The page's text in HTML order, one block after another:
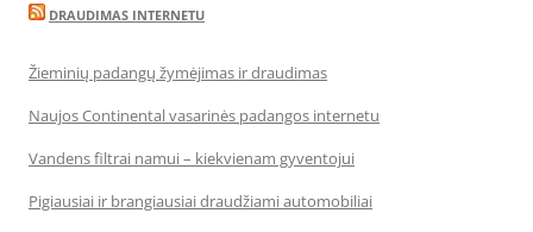
DRAUDIMAS INTERNETU
Žieminių padangų žymėjimas ir draudimas
Naujos Continental vasarinės padangos internetu
Vandens filtrai namui – kiekvienam gyventojui
Pigiausiai ir brangiausiai draudžiami automobiliai